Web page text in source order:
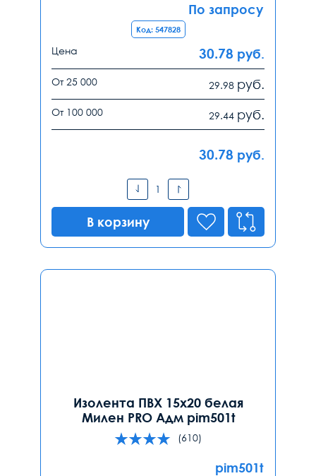
По запросу
Код: 547828
Цена 30.78 руб.
От 25 000 29.98 руб.
От 100 000 29.44 руб.
30.78 руб.
В корзину
Изолента ПВХ 15х20 белая
Милен PRO Адм pim501t
(610)
pim501t